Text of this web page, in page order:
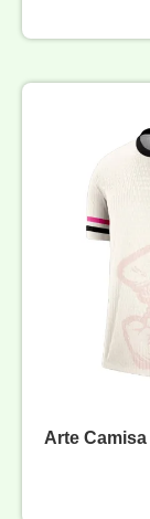
Arte